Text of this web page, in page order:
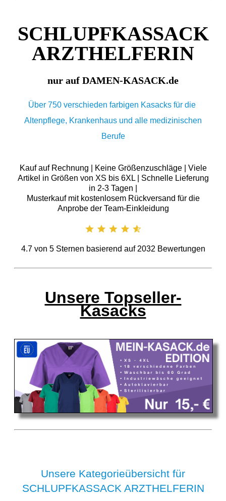
SCHLUPFKASSACK
ARZTHELFERIN
nur auf DAMEN-KASACK.de
Über 750 verschieden farbigen Kasacks für die
Altenpflege, Krankenhaus und alle medizinischen
Berufe
Kauf auf Rechnung | Keine Größenzuschläge | Viele
Artikel in Größen von XS bis 6XL | Schnelle Lieferung
in 2-3 Tagen |
Musterkauf mit kostenlosem Rückversand für die
Anprobe der Team-Einkleidung
4.7von 5Sternen basierend auf 2032 Bewertungen
Unsere Topseller-
Kasacks
Unsere Kategorieübersicht für
SCHLUPFKASSACK ARZTHELFERIN